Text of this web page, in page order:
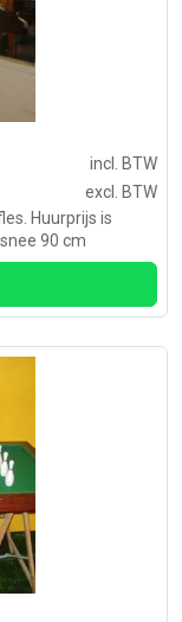
incl. BTW
excl. BTW
Huurprijs is
90 cm